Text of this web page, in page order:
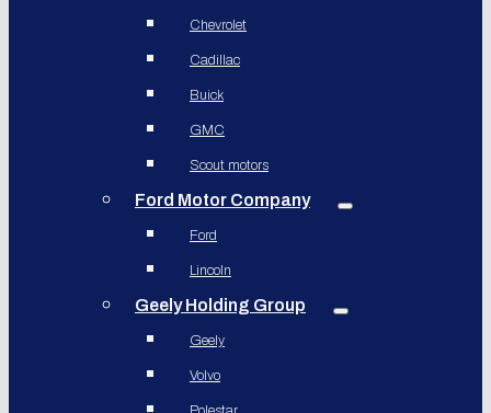
Chevrolet
Cadillac
Buick
GMC
Scout motors
Ford Motor Company
Ford
Lincoln
Geely Holding Group
Geely
Volvo